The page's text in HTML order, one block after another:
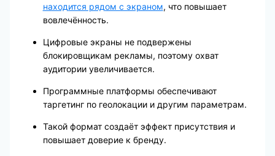
находится рядом с экраном, что повышает
вовлечённость.
Цифровые экраны не подвержены
блокировщикам рекламы, поэтому охват
аудитории увеличивается.
Программные платформы обеспечивают
таргетинг по геолокации и другим параметрам.
Такой формат создаёт эффект присутствия и
повышает доверие к бренду.